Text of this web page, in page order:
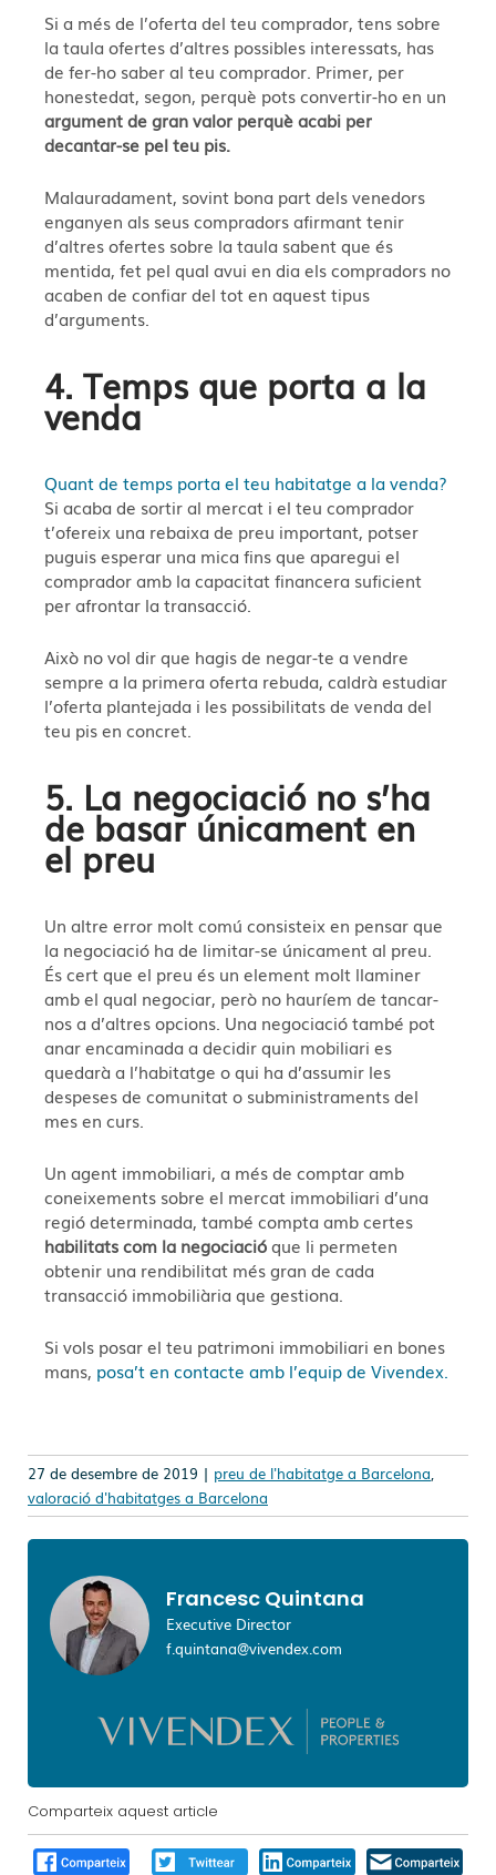
Si a més de l’oferta del teu comprador, tens sobre
la taula ofertes d’altres possibles interessats, has
de fer-ho saber al teu comprador. Primer, per
honestedat, segon, perquè pots convertir-ho en un
argument de gran valor perquè acabi per
decantar-se pel teu pis.
Malauradament, sovint bona part dels venedors
enganyen als seus compradors afirmant tenir
d’altres ofertes sobre la taula sabent que és
mentida, fet pel qual avui en dia els compradors no
acaben de confiar del tot en aquest tipus
d’arguments.
4. Temps que porta a la
venda
Quant de temps porta el teu habitatge a la venda?
Si acaba de sortir al mercat i el teu comprador
t’ofereix una rebaixa de preu important, potser
puguis esperar una mica fins que aparegui el
comprador amb la capacitat financera suficient
per afrontar la transacció.
Això no vol dir que hagis de negar-te a vendre
sempre a la primera oferta rebuda, caldrà estudiar
l’oferta plantejada i les possibilitats de venda del
teu pis en concret.
5. La negociació no s’ha
de basar únicament en
el preu
Un altre error molt comú consisteix en pensar que
la negociació ha de limitar-se únicament al preu.
És cert que el preu és un element molt llaminer
amb el qual negociar, però no hauríem de tancar-
nos a d’altres opcions. Una negociació també pot
anar encaminada a decidir quin mobiliari es
quedarà a l’habitatge o qui ha d’assumir les
despeses de comunitat o subministraments del
mes en curs.
Un agent immobiliari, a més de comptar amb
coneixements sobre el mercat immobiliari d’una
regió determinada, també compta amb certes
habilitats com la negociacióque li permeten
obtenir una rendibilitat més gran de cada
transacció immobiliària que gestiona.
Si vols posar el teu patrimoni immobiliari en bones
mans, posa’t en contacte amb l’equip de Vivendex.
27 de desembre de 2019 | preu de l'habitatge a Barcelona,
valoració d'habitatges a Barcelona
Francesc Quintana
Executive Director
f.quintana@vivendex.com
Comparteix aquest article